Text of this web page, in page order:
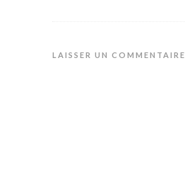
LAISSER UN COMMENTAIRE